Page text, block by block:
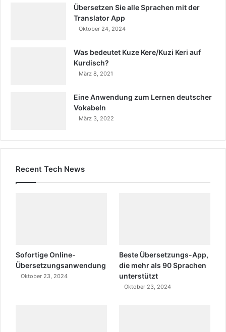
Übersetzen Sie alle Sprachen mit der
Translator App
Oktober 24, 2024
Was bedeutet Kuze Kere/Kuzi Keri auf
Kurdisch?
März 8, 2021
Eine Anwendung zum Lernen deutscher
Vokabeln
März 3, 2022
Recent Tech News
Sofortige Online-
Übersetzungsanwendung
Oktober 23, 2024
Beste Übersetzungs-App,
die mehr als 90 Sprachen
unterstützt
Oktober 23, 2024